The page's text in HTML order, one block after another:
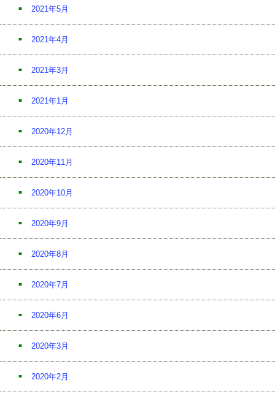
2021年5月
2021年4月
2021年3月
2021年1月
2020年12月
2020年11月
2020年10月
2020年9月
2020年8月
2020年7月
2020年6月
2020年3月
2020年2月